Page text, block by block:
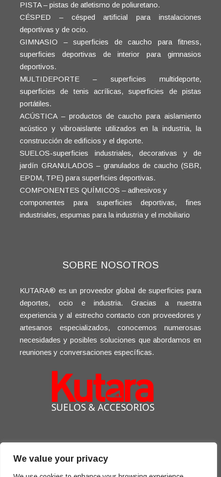
We value your privacy
PISTA – pistas de atletismo de poliuretano.
CÉSPED – césped artificial para instalaciones
deportivas y de ocio.
GIMNASIO – superficies de caucho para fitness,
superficies deportivas de interior para gimnasios
deportivos.
MULTIDEPORTE – superficies multideporte,
superficies de tenis acrílicas, superficies de pistas
portátiles.
ACÚSTICA – productos de caucho para aislamiento
acústico y vibroaislante utilizados en la industria, la
construcción de edificios y el deporte.
SUELOS-superficies industriales, decorativas y de
jardín GRANULADOS – granulados de caucho (SBR,
EPDM, TPE) para superficies deportivas.
COMPONENTES QUÍMICOS – adhesivos y
componentes para superficies deportivas, fines
industriales, espumas para la industria y el mobiliario
SOBRE NOSOTROS
KUTARA® es un proveedor global de superficies para
deportes, ocio e industria. Gracias a nuestra
experiencia y al estrecho contacto con proveedores y
artesanos especializados, conocemos numerosas
necesidades y posibles soluciones que abordamos en
reuniones y conversaciones específicas.